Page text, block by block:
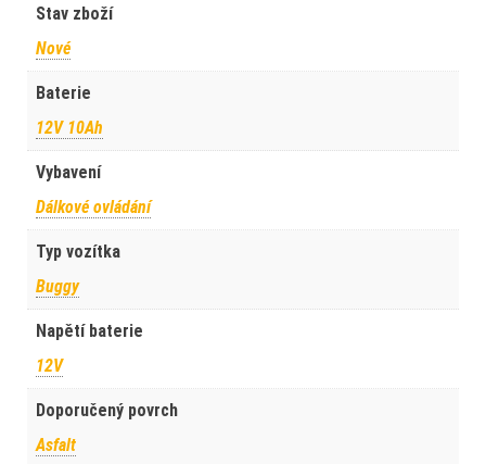
Stav zboží
Nové
Baterie
12V 10Ah
Vybavení
Dálkové ovládání
Typ vozítka
Buggy
Napětí baterie
12V
Doporučený povrch
Asfalt